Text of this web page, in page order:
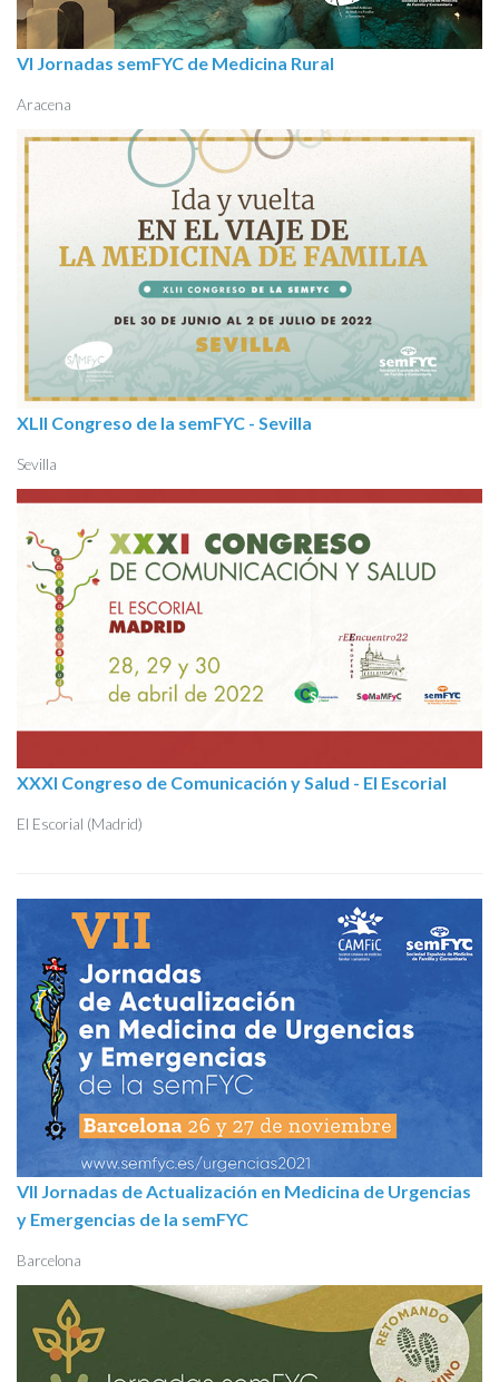
VI Jornadas semFYC de Medicina Rural
Aracena
XLII Congreso de la semFYC - Sevilla
Sevilla
XXXI Congreso de Comunicación y Salud - El Escorial
El Escorial (Madrid)
VII Jornadas de Actualización en Medicina de Urgencias
y Emergencias de la semFYC
Barcelona